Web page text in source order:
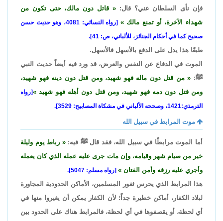
فإن نأى السلطان عني؟ قال:
قاتل دون مالك، حتى تكون من
شهداء الآخرة، أو تمنع مالك
[رواه النسائي: 4081، وهو حديث حسن
صحيح كما في أحكام الجنائز، للألباني، ص: 41].
طبعًا هذا يدل على الدفع بالأسهل فالأسهل.
الموت في الدفاع عن النفس والعرض، قد ورد فيه أيضاً حديث النبي
ﷺ:
من قتل دون ماله فهو شهيد، ومن قتل دون دينه فهو شهيد،
ومن قتل دون دمه فهو شهيد، ومن قتل دون أهله فهو شهيد
[رواه
الترمذي:1421، وصححه الألباني في مشكاة المصابيح: 3529].
موت المرابط في سبيل الله
أما الموت مرابطًا في سبيل الله، فقد قال ﷺ فيه:
رباط يوم وليلة
خير من صيام شهر وقيامه، وإن مات جرى عليه عمله الذي كان يعمله
وأجري عليه رزقه وأمن الفتان
[رواه مسلم: 5047].
هذا المرابط الذي يحرس ثغور المسلمين، الأماكن الحدودية المجاورة
لبلاد الكفار، أماكن خطيرة جداً؛ لأن الكفار يمكن أن يغيروا منها في
أي لحظة، أو يقصفوها في أي لحظة، فالمرابط هناك على الحدود بين